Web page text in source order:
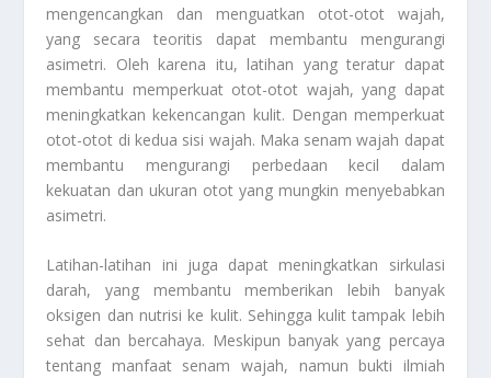
mengencangkan dan menguatkan otot-otot wajah,
yang secara teoritis dapat membantu mengurangi
asimetri. Oleh karena itu, latihan yang teratur dapat
membantu memperkuat otot-otot wajah, yang dapat
meningkatkan kekencangan kulit. Dengan memperkuat
otot-otot di kedua sisi wajah. Maka senam wajah dapat
membantu mengurangi perbedaan kecil dalam
kekuatan dan ukuran otot yang mungkin menyebabkan
asimetri.
Latihan-latihan ini juga dapat meningkatkan sirkulasi
darah, yang membantu memberikan lebih banyak
oksigen dan nutrisi ke kulit. Sehingga kulit tampak lebih
sehat dan bercahaya. Meskipun banyak yang percaya
tentang manfaat senam wajah, namun bukti ilmiah